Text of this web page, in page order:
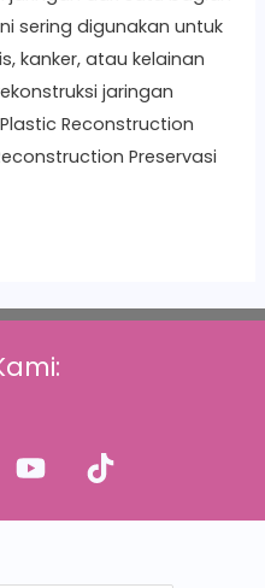
sering digunakan untuk
kanker, atau kelainan
jaringan
Reconstruction
Preservasi